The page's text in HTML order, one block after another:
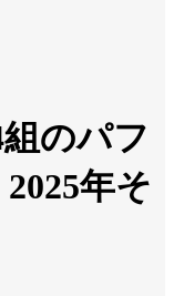
のパフ
年そ